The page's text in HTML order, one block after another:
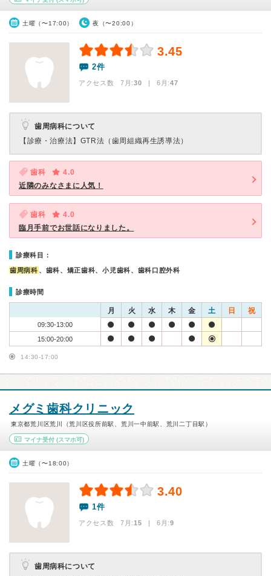
土曜（〜17:00） 夜（〜20:00）
3.45
2件
アクセス数 7月:30 | 6月:47
歯周病科について
【診療・治療法】 GTR法（歯周組織再生誘導法）
歯科
4.0
近隣のみなさまに人気！
歯科
4.0
臨月手前でお世話になりました。
診療科目：
歯周病科 、歯科、矯正歯科、小児歯科、歯科口腔外科
診療時間
月 火 水 木 金 土 日 祝
09:30-13:00
15:00-20:00
14:30-17:00
メグミ歯科クリニック
東京都荒川区荒川（荒川区役所前駅、荒川一中前駅、荒川二丁目駅）
マイナ受付 (スマホ可)
土曜（〜18:00）
3.40
1件
アクセス数 7月:15 | 6月:9
歯周病科について